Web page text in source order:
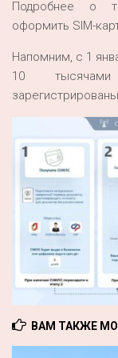
Подробнее о
оформить SIM-
Напомним, с 1
10
ВАМ ТАКЖЕ